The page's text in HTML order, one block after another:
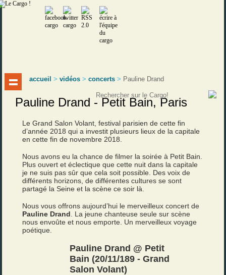
accueil >vidéos >concerts > Pauline Drand
Pauline Drand - Petit Bain, Paris
Le Grand Salon Volant, festival parisien de cette fin
d’année 2018 qui a investit plusieurs lieux de la capitale
en cette fin de novembre 2018.
Nous avons eu la chance de filmer la soirée à Petit Bain.
Plus ouvert et éclectique que cette nuit dans la capitale
je ne suis pas sûr que cela soit possible. Des voix de
différents horizons, de différentes cultures se sont
partagé la Seine et la scène ce soir là.
Nous vous offrons aujourd’hui le merveilleux concert de
Pauline Drand . La jeune chanteuse seule sur scène
nous envoûte et nous emporte. Un merveilleux voyage
poétique.
Pauline Drand @ Petit
Bain (20/11/189 - Grand
Salon Volant)